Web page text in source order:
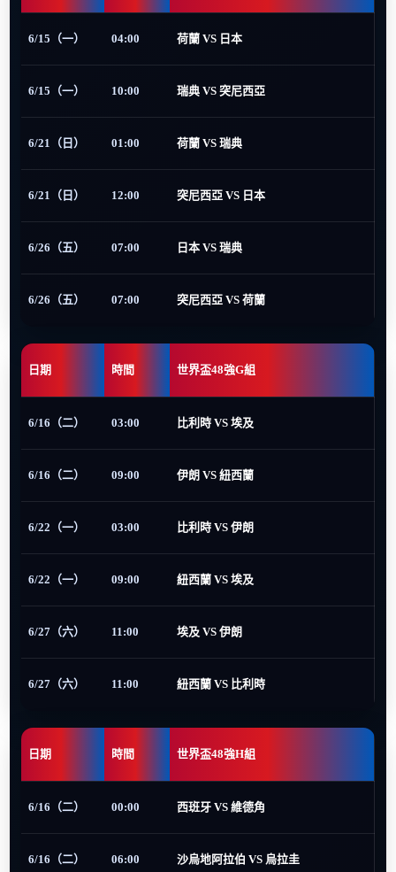
6/15（一） 04:00 荷蘭 VS 日本
6/15（一） 10:00 瑞典 VS 突尼西亞
6/21（日） 01:00 荷蘭 VS 瑞典
6/21（日） 12:00 突尼西亞 VS 日本
6/26（五） 07:00 日本 VS 瑞典
6/26（五） 07:00 突尼西亞 VS 荷蘭
日期 時間 世界盃48強G組
6/16（二） 03:00 比利時 VS 埃及
6/16（二） 09:00 伊朗 VS 紐西蘭
6/22（一） 03:00 比利時 VS 伊朗
6/22（一） 09:00 紐西蘭 VS 埃及
6/27（六） 11:00 埃及 VS 伊朗
6/27（六） 11:00 紐西蘭 VS 比利時
日期 時間 世界盃48強H組
6/16（二） 00:00 西班牙 VS 維德角
6/16（二） 06:00 沙烏地阿拉伯 VS 烏拉圭